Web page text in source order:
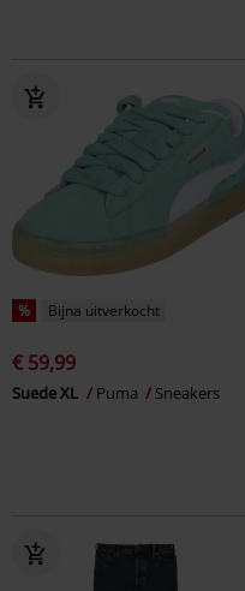
% Bijna uitverkocht
€ 59,99
Suede XL Puma Sneakers